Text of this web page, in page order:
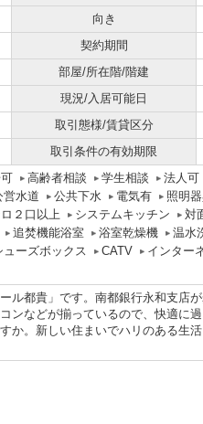
向き
契約期間
部屋/所在階/階建
現況/入居可能日
取引態様/賃貸区分
取引条件の有効期限
高齢者相談 学生相談 法人可
営水道 公共下水 電気有 照明
２口以上 システムキッチン 対
追焚機能浴室 浴室乾燥機 温水
ューズボックス CATV インター
ル都貴」です。南都銀行永和支店
ンなどが揃っているので、快適に
か。新しい住まいでハリのある生